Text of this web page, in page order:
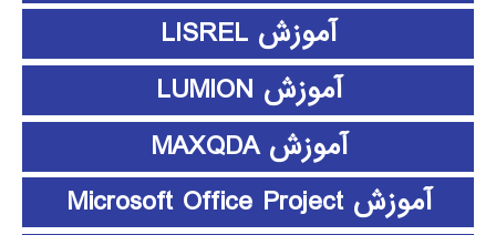
آموزش LISREL
آموزش LUMION
آموزش MAXQDA
آموزش Microsoft Office Project